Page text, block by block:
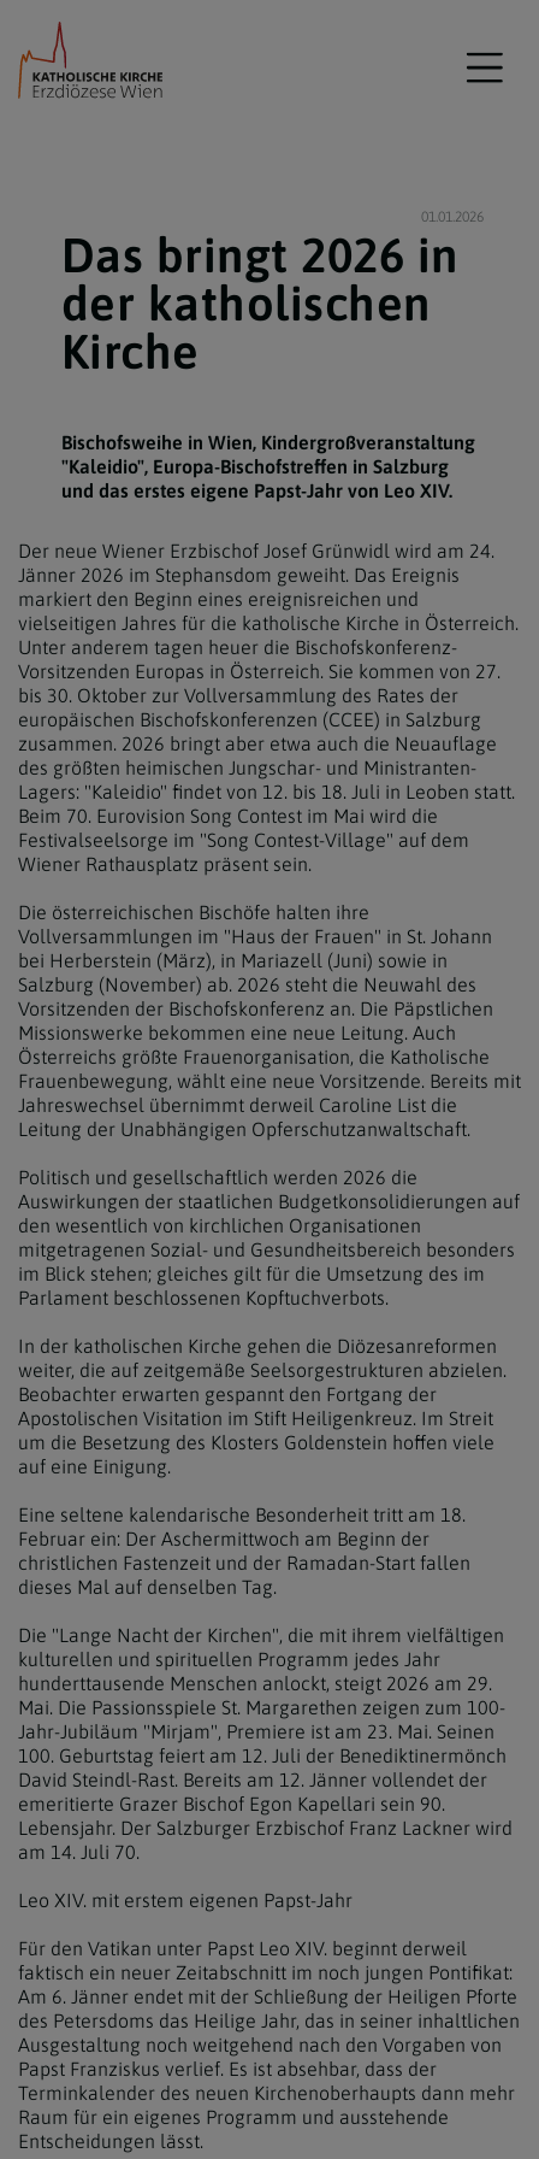
01.01.2026
Das bringt 2026 in
der katholischen
Kirche
Bischofsweihe in Wien, Kindergroßveranstaltung
"Kaleidio", Europa-Bischofstreffen in Salzburg
und das erstes eigene Papst-Jahr von Leo XIV.
Der neue Wiener Erzbischof Josef Grünwidl wird am 24.
Jänner 2026 im Stephansdom geweiht. Das Ereignis
markiert den Beginn eines ereignisreichen und
vielseitigen Jahres für die katholische Kirche in Österreich.
Unter anderem tagen heuer die Bischofskonferenz-
Vorsitzenden Europas in Österreich. Sie kommen von 27.
bis 30. Oktober zur Vollversammlung des Rates der
europäischen Bischofskonferenzen (CCEE) in Salzburg
zusammen. 2026 bringt aber etwa auch die Neuauflage
des größten heimischen Jungschar- und Ministranten-
Lagers: "Kaleidio" findet von 12. bis 18. Juli in Leoben statt.
Beim 70. Eurovision Song Contest im Mai wird die
Festivalseelsorge im "Song Contest-Village" auf dem
Wiener Rathausplatz präsent sein.
Die österreichischen Bischöfe halten ihre
Vollversammlungen im "Haus der Frauen" in St. Johann
bei Herberstein (März), in Mariazell (Juni) sowie in
Salzburg (November) ab. 2026 steht die Neuwahl des
Vorsitzenden der Bischofskonferenz an. Die Päpstlichen
Missionswerke bekommen eine neue Leitung. Auch
Österreichs größte Frauenorganisation, die Katholische
Frauenbewegung, wählt eine neue Vorsitzende. Bereits mit
Jahreswechsel übernimmt derweil Caroline List die
Leitung der Unabhängigen Opferschutzanwaltschaft.
Politisch und gesellschaftlich werden 2026 die
Auswirkungen der staatlichen Budgetkonsolidierungen auf
den wesentlich von kirchlichen Organisationen
mitgetragenen Sozial- und Gesundheitsbereich besonders
im Blick stehen; gleiches gilt für die Umsetzung des im
Parlament beschlossenen Kopftuchverbots.
In der katholischen Kirche gehen die Diözesanreformen
weiter, die auf zeitgemäße Seelsorgestrukturen abzielen.
Beobachter erwarten gespannt den Fortgang der
Apostolischen Visitation im Stift Heiligenkreuz. Im Streit
um die Besetzung des Klosters Goldenstein hoffen viele
auf eine Einigung.
Eine seltene kalendarische Besonderheit tritt am 18.
Februar ein: Der Aschermittwoch am Beginn der
christlichen Fastenzeit und der Ramadan-Start fallen
dieses Mal auf denselben Tag.
Die "Lange Nacht der Kirchen", die mit ihrem vielfältigen
kulturellen und spirituellen Programm jedes Jahr
hunderttausende Menschen anlockt, steigt 2026 am 29.
Mai. Die Passionsspiele St. Margarethen zeigen zum 100-
Jahr-Jubiläum "Mirjam", Premiere ist am 23. Mai. Seinen
100. Geburtstag feiert am 12. Juli der Benediktinermönch
David Steindl-Rast. Bereits am 12. Jänner vollendet der
emeritierte Grazer Bischof Egon Kapellari sein 90.
Lebensjahr. Der Salzburger Erzbischof Franz Lackner wird
am 14. Juli 70.
Leo XIV. mit erstem eigenen Papst-Jahr
Für den Vatikan unter Papst Leo XIV. beginnt derweil
faktisch ein neuer Zeitabschnitt im noch jungen Pontifikat:
Am 6. Jänner endet mit der Schließung der Heiligen Pforte
des Petersdoms das Heilige Jahr, das in seiner inhaltlichen
Ausgestaltung noch weitgehend nach den Vorgaben von
Papst Franziskus verlief. Es ist absehbar, dass der
Terminkalender des neuen Kirchenoberhaupts dann mehr
Raum für ein eigenes Programm und ausstehende
Entscheidungen lässt.